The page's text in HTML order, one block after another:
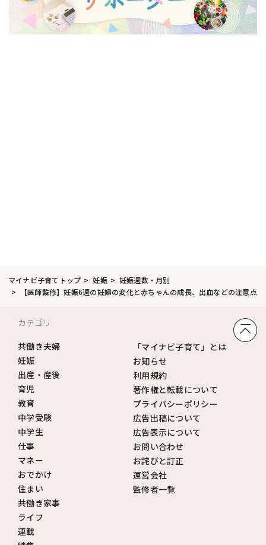
マイナビ子育てトップ 妊娠
妊娠週数・月別
【医師監修】妊娠6週の妊婦の変化と赤ちゃんの成長、出血などの注意点
カテゴリ
共働き夫婦
妊娠
出産・産後
育児
教育
中学受験
中学生
仕事
マネー
おでかけ
住まい
共働き家事
ライフ
連載
「マイナビ子育て」とは
お知らせ
利用規約
著作権と転載について
プライバシーポリシー
広告出稿について
広告表示について
お問い合わせ
お詫びと訂正
運営会社
監修者一覧